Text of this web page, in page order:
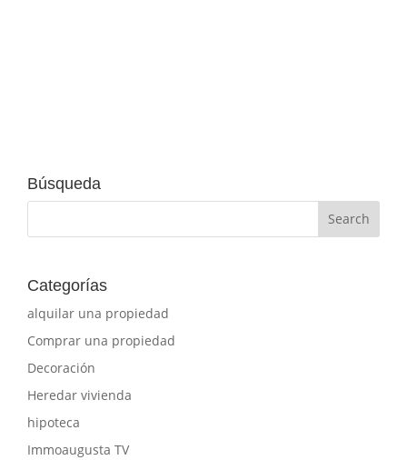
Búsqueda
Categorías
alquilar una propiedad
Comprar una propiedad
Decoración
Heredar vivienda
hipoteca
Immoaugusta TV